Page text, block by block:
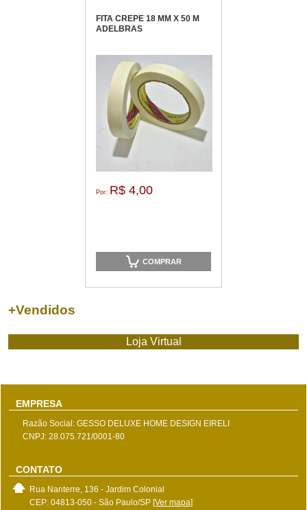
FITA CREPE 18 MM X 50 M
ADELBRAS
Por: R$ 4,00
COMPRAR
+Vendidos
Loja Virtual
EMPRESA
Razão Social: GESSO DELUXE HOME DESIGN EIRELI
CNPJ: 28.075.721/0001-80
CONTATO
Rua Nanterre, 136 - Jardim Colonial
CEP: 04813-050 - São Paulo/SP [Ver mapa]